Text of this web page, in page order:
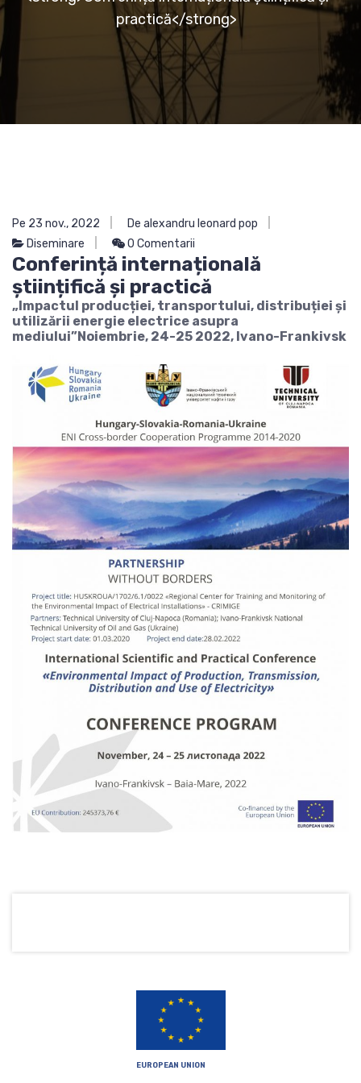
practică</strong>
Pe 23 nov., 2022
De alexandru leonard pop
Diseminare
0 Comentarii
Conferință internațională
științifică și practică
„Impactul producției, transportului, distribuției și
utilizării energie electrice asupra
mediului”Noiembrie, 24-25 2022, Ivano-Frankivsk
EUROPEAN UNION